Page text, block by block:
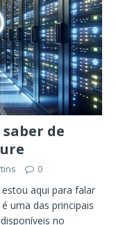
de
0
aqui para falar
uma das principais
no